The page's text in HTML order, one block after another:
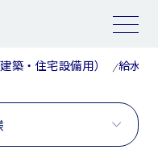
築・住宅設備用） 給水・